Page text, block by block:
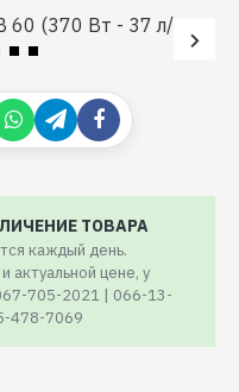
ТОВАРА
каждый день.
актуальной цене, у
705-2021 | 066-13-
478-7069